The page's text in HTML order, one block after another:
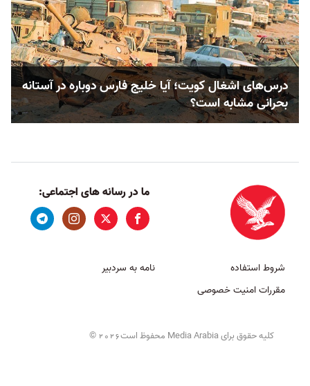
درس‌های اشغال کویت؛ آیا خلیج فارس دوباره در آستانه
بحرانی مشابه است؟
ما در رسانه های اجتماعی:
شروط استفاده
مقررات امنیت خصوصی
نامه به سردبیر
کلیه حقوق برای Media Arabia محفوظ است 2026
©